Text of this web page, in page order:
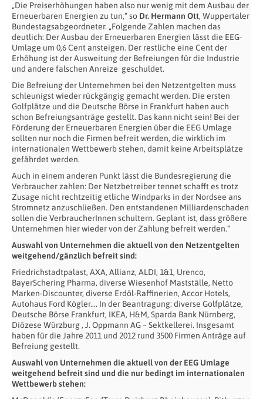
„Die Preiserhöhungen haben also nur wenig mit dem Ausbau der
Erneuerbaren Energien zu tun,“ so Dr. Hermann Ott, Wuppertaler
Bundestagsabgeordneter. „Folgende Zahlen machen das
deutlich: Der Ausbau der Erneuerbaren Energien lässt die EEG-
Umlage um 0,6 Cent ansteigen. Der restliche eine Cent der
Erhöhung ist der Ausweitung der Befreiungen für die Industrie
und andere falschen Anreize geschuldet.
Die Befreiung der Unternehmen bei den Netzentgelten muss
schleunigst wieder rückgängig gemacht werden. Die ersten
Golfplätze und die Deutsche Börse in Frankfurt haben auch
schon Befreiungsanträge gestellt. Das kann nicht sein! Bei der
Förderung der Erneuerbaren Energien über die EEG Umlage
sollten nur noch die Firmen befreit werden, die wirklich im
internationalen Wettbewerb stehen, damit keine Arbeitsplätze
gefährdet werden.
Auch in einem anderen Punkt lässt die Bundesregierung die
Verbraucher zahlen: Der Netzbetreiber tennet schafft es trotz
Zusage nicht rechtzeitig etliche Windparks in der Nordsee ans
Stromnetz anzuschließen. Den entstandenen Milliardenschaden
sollen die VerbraucherInnen schultern. Geplant ist, dass größere
Unternehmen hier wieder von der Zahlung befreit werden.“
Auswahl von Unternehmen die aktuell von den Netzentgelten
weitgehend/gänzlich befreit sind:
Friedrichstadtpalast, AXA, Allianz, ALDI, 1&1, Urenco,
BayerSchering Pharma, diverse Wiesenhof Mastställe, Netto
Marken-Discounter, diverse Erdöl-Raffinerien, Accor Hotels,
Autohaus Ford Kögler…. In der Beantragung: diverse Golfplätze,
Deutsche Börse Frankfurt, IKEA, H&M, Sparda Bank Nürnberg,
Diözese Würzburg , J. Oppmann AG – Sektkellerei. Insgesamt
haben für die Jahre 2011 und 2012 rund 3500 Firmen Anträge auf
Befreiung gestellt.
Auswahl von Unternehmen die aktuell von der EEG Umlage
weitgehend befreit sind und die nur bedingt im internationalen
Wettbewerb stehen: